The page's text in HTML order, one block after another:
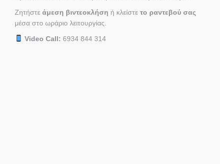
Ζητήστε άμεση βιντεοκλήση ή κλείστε το ραντεβού σας
μέσα στο ωράριο λειτουργίας.
Video Call: 6934 844 314